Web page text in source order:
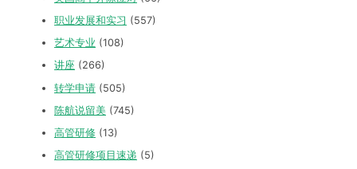
职业发展和实习 (557)
艺术专业 (108)
讲座 (266)
转学申请 (505)
陈航说留美 (745)
高管研修 (13)
高管研修项目速递 (5)